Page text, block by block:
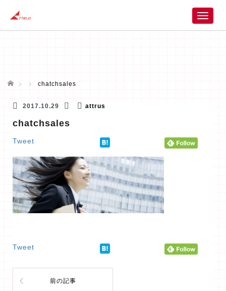
T
ホーム chatchsales
2017.10.29 attrus
chatchsales
Tweet
Tweet
前の記事